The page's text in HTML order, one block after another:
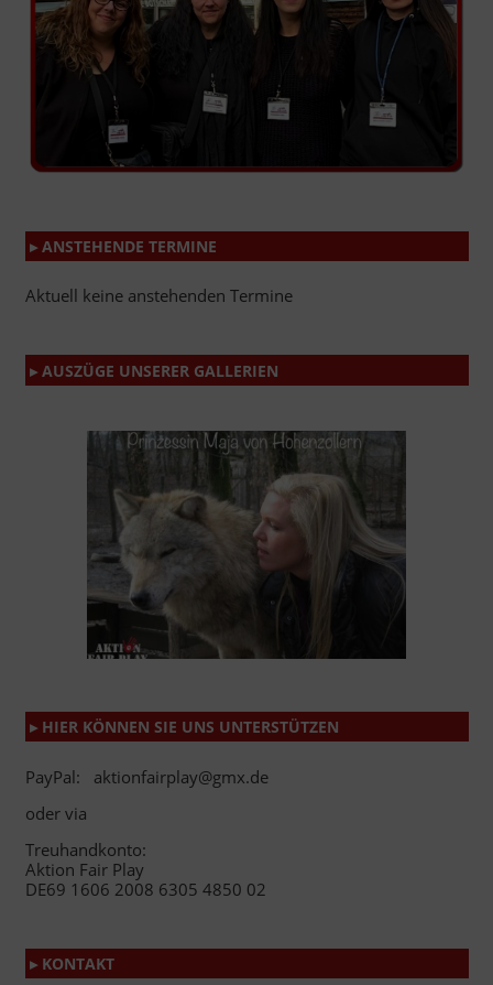
▸ ANSTEHENDE TERMINE
Aktuell keine anstehenden Termine
▸ AUSZÜGE UNSERER GALLERIEN
▸ HIER KÖNNEN SIE UNS UNTERSTÜTZEN
PayPal: aktionfairplay@gmx.de
oder via
Treuhandkonto:
Aktion Fair Play
DE69 1606 2008 6305 4850 02
▸ KONTAKT